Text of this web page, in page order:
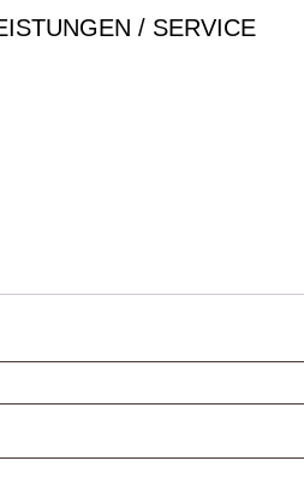
/ SERVICE